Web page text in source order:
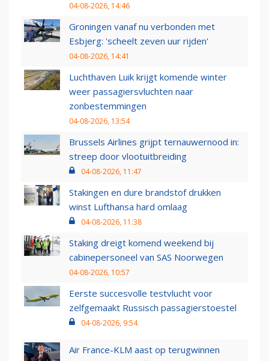
04-08-2026, 14:46
Groningen vanaf nu verbonden met
Esbjerg: 'scheelt zeven uur rijden'
04-08-2026, 14:41
Luchthaven Luik krijgt komende winter
weer passagiersvluchten naar
zonbestemmingen
04-08-2026, 13:54
Brussels Airlines grijpt ternauwernood in:
streep door vlootuitbreiding
04-08-2026, 11:47
Stakingen en dure brandstof drukken
winst Lufthansa hard omlaag
04-08-2026, 11:38
Staking dreigt komend weekend bij
cabinepersoneel van SAS Noorwegen
04-08-2026, 10:57
Eerste succesvolle testvlucht voor
zelfgemaakt Russisch passagierstoestel
04-08-2026, 9:54
Air France-KLM aast op terugwinnen